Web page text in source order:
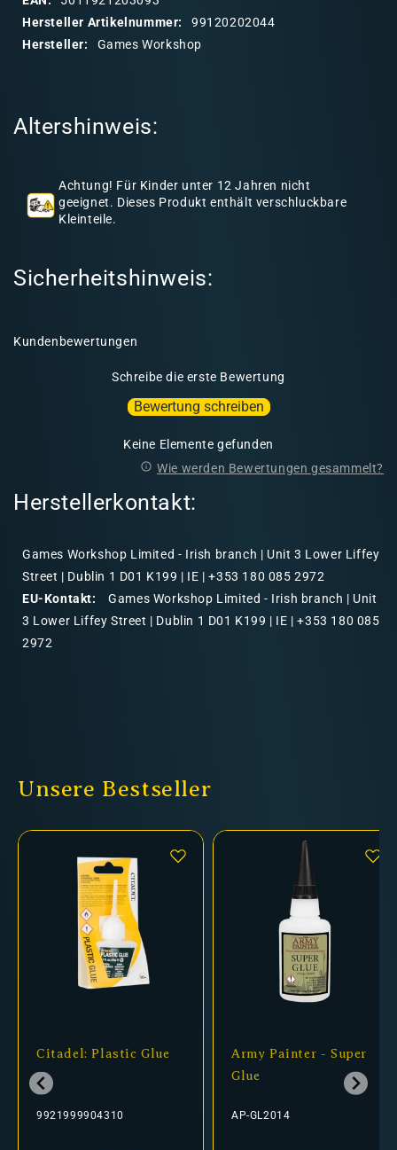
n
Hersteller Artikelnummer:
99120202044
Hersteller:
Games Workshop
Altershinweis:
Achtung! Für Kinder unter 12 Jahren nicht
geeignet. Dieses Produkt enthält verschluckbare
Kleinteile.
Sicherheitshinweis:
Kundenbewertungen
Schreibe die erste Bewertung
Bewertung schreiben
Keine Elemente gefunden
Wie werden Bewertungen gesammelt?
Herstellerkontakt:
Games Workshop Limited - Irish branch | Unit 3 Lower Liffey
Street | Dublin 1 D01 K199 | IE | +353 180 085 2972
EU-Kontakt:
Games Workshop Limited - Irish branch | Unit
3 Lower Liffey Street | Dublin 1 D01 K199 | IE | +353 180 085
2972
Unsere Bestseller
Citadel: Plastic Glue
9921999904310
Army Painter - Super
Glue
AP-GL2014